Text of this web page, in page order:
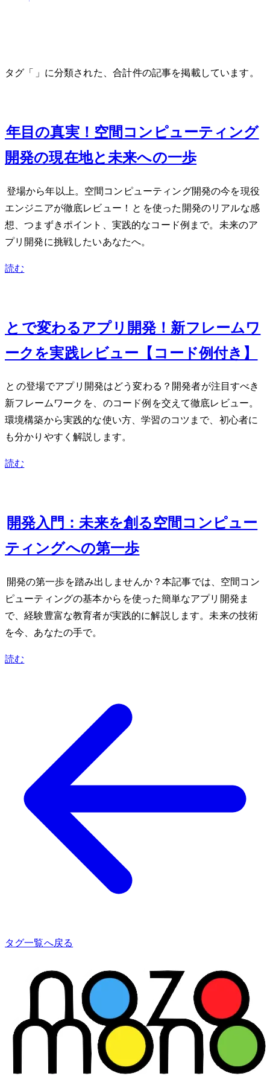
タグ「SwiftUI」に分類された、合計 3 件の記事を掲載しています。
Vision Pro 2年目の真実！空間コンピューティング
開発の現在地と未来への一歩
Apple Vision Pro登場から1年以上。空間コンピューティング開発の今を現役
エンジニアが徹底レビュー！SwiftUIとRealityKitを使った開発のリアルな感
想、つまずきポイント、実践的なコード例まで。未来のア
プリ開発に挑戦したいあなたへ。
読む
iPhone 16とiOS 18で変わるアプリ開発！新AIフレームワ
ークを実践レビュー【Swiftコード例付き】
iPhone 16とiOS 18の登場でアプリ開発はどう変わる？開発者が注目すべき
新AIフレームワークを、Swiftのコード例を交えて徹底レビュー。
環境構築から実践的な使い方、学習のコツまで、初心者に
も分かりやすく解説します。
読む
Apple Vision Pro開発入門：未来を創る空間コンピュー
ティングへの第一歩
Apple Vision Pro開発の第一歩を踏み出しませんか？本記事では、空間コン
ピューティングの基本からSwiftUIを使った簡単なアプリ開発ま
で、経験豊富な教育者が実践的に解説します。未来の技術
を今、あなたの手で。
読む
タグ一覧へ戻る